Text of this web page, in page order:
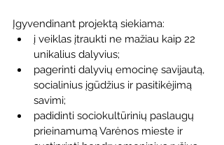
Įgyvendinant projektą siekiama:
į veiklas įtraukti ne mažiau kaip 22
unikalius dalyvius;
pagerinti dalyvių emocinę savijautą,
socialinius įgūdžius ir pasitikėjimą
savimi;
padidinti sociokultūrinių paslaugų
prieinamumą Varėnos mieste ir